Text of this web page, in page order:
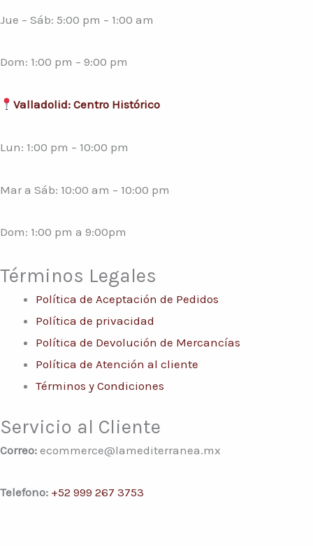
Jue – Sáb: 5:00 pm – 1:00 am
Dom: 1:00 pm – 9:00 pm
Valladolid: Centro Histórico
Lun: 1:00 pm – 10:00 pm
Mar a Sáb: 10:00 am – 10:00 pm
Dom: 1:00 pm a 9:00pm
Términos Legales
Política de Aceptación de Pedidos
Política de privacidad
Política de Devolución de Mercancías
Política de Atención al cliente
Términos y Condiciones
Servicio al Cliente
Correo: ecommerce@lamediterranea.mx
Telefono: +52 999 267 3753